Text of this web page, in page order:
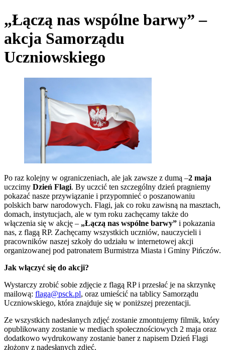
„Łączą nas wspólne barwy” –
akcja Samorządu
Uczniowskiego
Po raz kolejny w ograniczeniach, ale jak zawsze z dumą –2 maja
uczcimy Dzień Flagi. By uczcić ten szczególny dzień pragniemy
pokazać nasze przywiązanie i przypomnieć o poszanowaniu
polskich barw narodowych. Flagi, jak co roku zawisną na masztach,
domach, instytucjach, ale w tym roku zachęcamy także do
włączenia się w akcję – „Łączą nas wspólne barwy” i pokazania
nas, z flagą RP. Zachęcamy wszystkich uczniów, nauczycieli i
pracowników naszej szkoły do udziału w internetowej akcji
organizowanej pod patronatem Burmistrza Miasta i Gminy Pińczów.
Jak włączyć się do akcji?
Wystarczy zrobić sobie zdjęcie z flagą RP i przesłać je na skrzynkę
mailową: flaga@psck.pl, oraz umieścić na tablicy Samorządu
Uczniowskiego, która znajduje się w poniższej prezentacji.
Ze wszystkich nadesłanych zdjęć zostanie zmontujemy filmik, który
opublikowany zostanie w mediach społecznościowych 2 maja oraz
dodatkowo wydrukowany zostanie baner z napisem Dzień Flagi
złożony z nadesłanych zdjęć.